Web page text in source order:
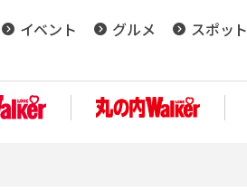
イベント グルメ スポット